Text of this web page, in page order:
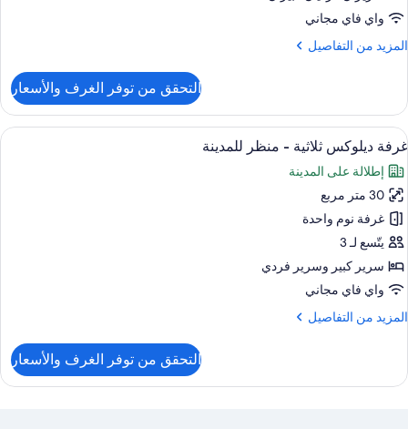
-
منظر
للحديقة
واي فاي مجاني
المزيد من التفاصيل
المزيد
غرفة
ديلوكس
بسريرين
منفصلين
-
منظر
للحديقة
التحقق من توفر الغرف والأسعار
استعراض
جميع
صور
غرفة
ديلوكس
ثلاثية
-
منظر
للمدينة
3
غرفة ديلوكس ثلاثية - منظر للمدينة
إطلالة على المدينة
30 متر مربع
غرفة نوم واحدة
يتّسع لـ 3
سرير كبير‫‬ وسرير فردي
واي فاي مجاني
المزيد من التفاصيل
المزيد
غرفة
التحقق من توفر الغرف والأسعار